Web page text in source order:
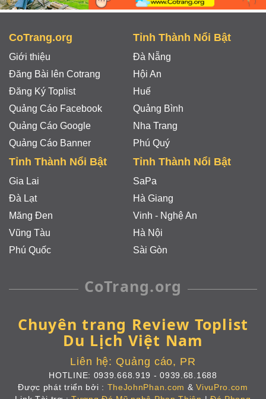
CoTrang.org
Giới thiệu
Đăng Bài lên Cotrang
Đăng Ký Toplist
Quảng Cáo Facebook
Quảng Cáo Google
Quảng Cáo Banner
Tỉnh Thành Nổi Bật
Đà Nẵng
Hội An
Huế
Quảng Bình
Nha Trang
Phú Quý
Tỉnh Thành Nổi Bật
Gia Lai
Đà Lạt
Măng Đen
Vũng Tàu
Phú Quốc
Tỉnh Thành Nổi Bật
SaPa
Hà Giang
Vinh - Nghệ An
Hà Nội
Sài Gòn
CoTrang.org
Chuyên trang Review Toplist
Du Lịch Việt Nam
Liên hệ: Quảng cáo, PR
HOTLINE: 0939.668.919 -0939.68.1688
Được phát triển bởi : TheJohnPhan.com &VivuPro.com